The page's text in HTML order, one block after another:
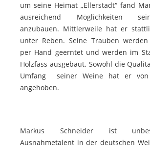
um seine Heimat „Ellerstadt“ fand
ausreichend Möglichkeiten
anzubauen. Mittlerweile hat er
unter Reben. Seine Trauben
per Hand geerntet und werden im
Holzfass ausgebaut. Sowohl die
Umfang seiner Weine hat er
angehoben.
Markus Schneider ist
Ausnahmetalent in der deutschen